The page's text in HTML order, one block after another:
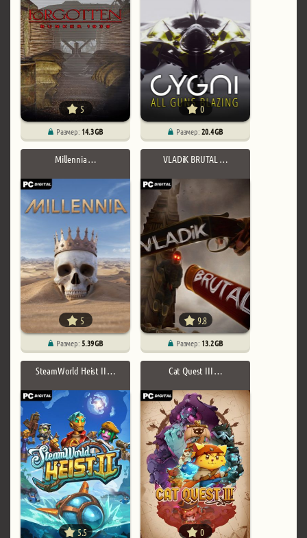
5
Размер: 14.3 GB
0
Размер:20.4 GB
Millennia …
5
Размер:5.39 GB
VLADiK BRUTAL …
9.8
Размер: 13.2 GB
SteamWorld Heist II …
5.5
Cat Quest III …
0